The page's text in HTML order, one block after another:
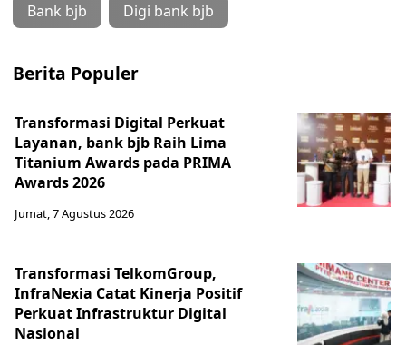
Bank bjb Digi bank bjb
Berita Populer
Transformasi Digital Perkuat
Layanan, bank bjb Raih Lima
Titanium Awards pada PRIMA
Awards 2026
Jumat, 7 Agustus 2026
Transformasi TelkomGroup,
InfraNexia Catat Kinerja Positif
Perkuat Infrastruktur Digital
Nasional